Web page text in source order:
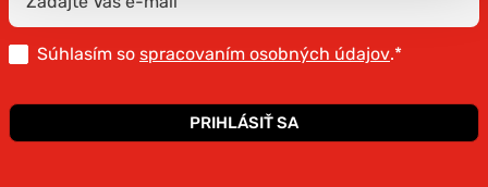
Súhlasím so spracovaním osobných údajov.*
PRIHLÁSIŤ SA